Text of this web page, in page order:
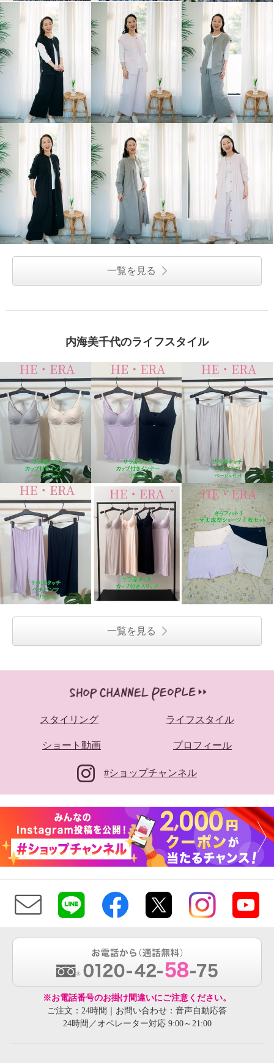
一覧を見る
内海美千代のライフスタイル
一覧を見る
スタイリング ライフスタイル
ショート動画 プロフィール
#ショップチャンネル
※お電話番号のお掛け間違いにご注意ください。
ご注文：24時間｜お問い合わせ：音声自動応答
24時間／オペレーター対応 9:00～21:00